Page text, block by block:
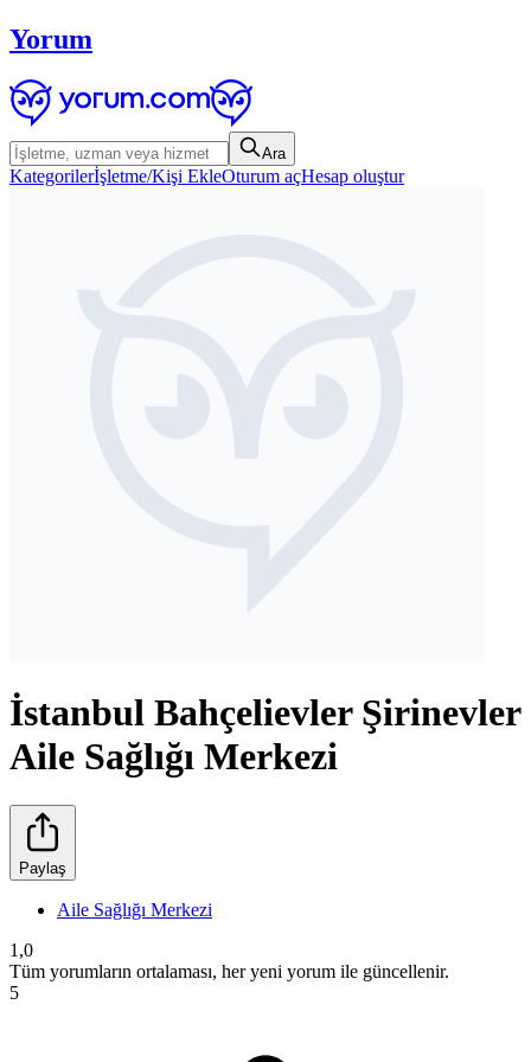
Yorum
Ara
Kategorilerİşletme/Kişi EkleOturum açHesap oluştur
İstanbul Bahçelievler Şirinevler
Aile Sağlığı Merkezi
Paylaş
Aile Sağlığı Merkezi
1,0
Tüm yorumların ortalaması, her yeni yorum ile güncellenir.
5